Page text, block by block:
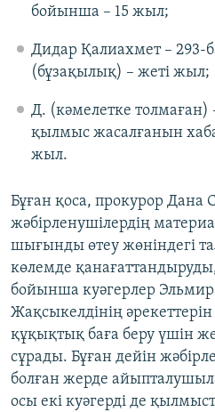
бойынша – 15 жыл;
Дидар Қалиахмет – 293-
(бұзақылық) – жеті жыл;
Д. (кәмелетке толмаған)
қылмыс жасалғанын
жыл.
Бұған қоса, прокурор Дана
жәбірленушілердің
шығынды өтеу жөніндегі
көлемде
бойынша куәгерлер
Жақсыкелдінің әрекеттерін
құқықтық баға беру үшін
сұрады. Бұған дейін
болған жерде
осы екі куәгерді де